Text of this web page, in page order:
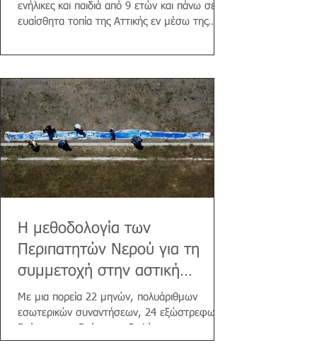
ενήλικες και παιδιά από 9 ετών και πάνω σε
ευαίσθητα τοπία της Αττικής εν μέσω της
Η μεθοδολογία των
Περιπατητών Νερού για τη
συμμετοχή στην αστική
ανάπτυξη είναι εδώ!
Με μια πορεία 22 μηνών, πολυάριθμων
εσωτερικών συναντήσεων, 24 εξώστρεφων
συντροφιά...